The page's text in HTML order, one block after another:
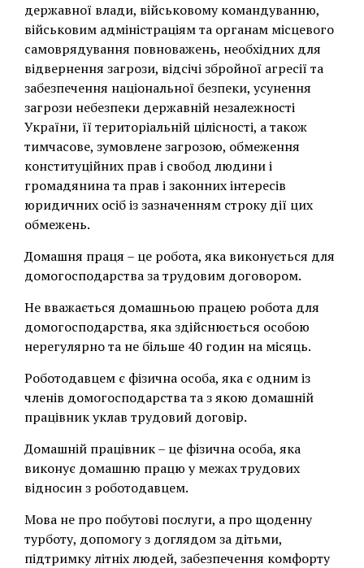
державної влади, військовому командуванню,
військовим адміністраціям та органам місцевого
самоврядування повноважень, необхідних для
відвернення загрози, відсічі збройної агресії та
забезпечення національної безпеки, усунення
загрози небезпеки державній незалежності
України, її територіальній цілісності, а також
тимчасове, зумовлене загрозою, обмеження
конституційних прав і свобод людини і
громадянина та прав і законних інтересів
юридичних осіб із зазначенням строку дії цих
обмежень.
Домашня праця – це робота, яка виконується для
домогосподарства за трудовим договором.
Не вважається домашньою працею робота для
домогосподарства, яка здійснюється особою
нерегулярно та не більше 40 годин на місяць.
Роботодавцем є фізична особа, яка є одним із
членів домогосподарства та з якою домашній
працівник уклав трудовий договір.
Домашній працівник – це фізична особа, яка
виконує домашню працю у межах трудових
відносин з роботодавцем.
Мова не про побутові послуги, а про щоденну
турботу, допомогу з доглядом за дітьми,
підтримку літніх людей, забезпечення комфорту